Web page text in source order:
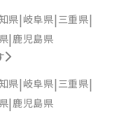
県 岐阜県 三重県
鹿児島県
県 岐阜県 三重県
鹿児島県